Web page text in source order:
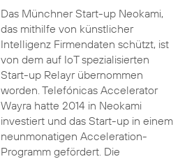
Das Münchner Start-up Neokami,
das mithilfe von künstlicher
Intelligenz Firmendaten schützt, ist
von dem auf IoT spezialisierten
Start-up Relayr übernommen
worden. Telefónicas Accelerator
Wayra hatte 2014 in Neokami
investiert und das Start-up in einem
neunmonatigen Acceleration-
Programm gefördert. Die